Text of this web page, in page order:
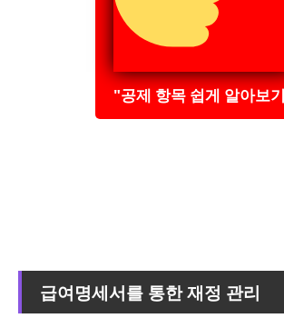
"공제 항목 쉽게 알아보
급여명세서를 통한 재정 관리